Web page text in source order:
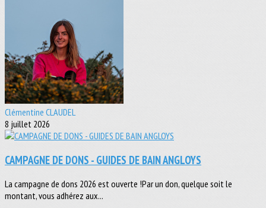
Clémentine CLAUDEL
8 juillet 2026
CAMPAGNE DE DONS - GUIDES DE BAIN ANGLOYS
La campagne de dons 2026 est ouverte !Par un don, quelque soit le
montant, vous adhérez aux...